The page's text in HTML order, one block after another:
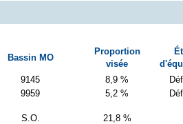
Bassin MO
Proportion
visée
9145 8,9 %
9959 5,2 %
S.O. 21,8 %